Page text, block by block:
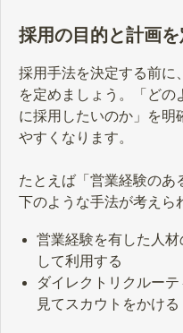
採用の目的と計画を
採用手法を決定する前に
を定めましょう。「どの
に採用したいのか」を明
やすくなります。
たとえば「営業経験のあ
下のような手法が考えら
営業経験を有した人
して利用する
ダイレクトリクルー
見てスカウトをかける